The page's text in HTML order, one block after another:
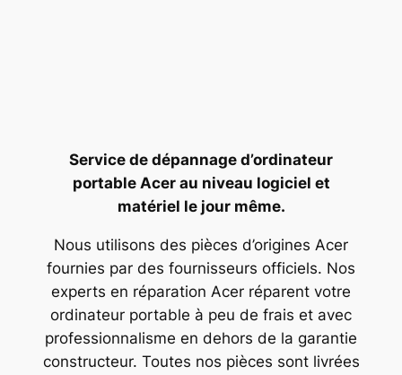
Service de dépannage d’ordinateur
portable Acer au niveau logiciel et
matériel le jour même.
Nous utilisons des pièces d’origines Acer
fournies par des fournisseurs officiels. Nos
experts en réparation Acer réparent votre
ordinateur portable à peu de frais et avec
professionnalisme en dehors de la garantie
constructeur. Toutes nos pièces sont livrées